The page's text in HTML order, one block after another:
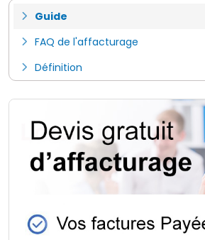
Guide
FAQ de l'affacturage
Définition